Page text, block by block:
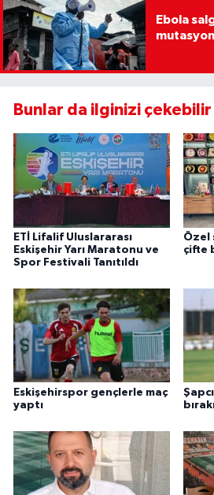
Ebola
Bunlar da ilginizi çekebilir
ETİ Lifalif Uluslararası
Eskişehir Yarı Maratonu ve
Spor Festivali Tanıtıldı
Özel
çifte
Eskişehirspor gençlerle maç
yaptı